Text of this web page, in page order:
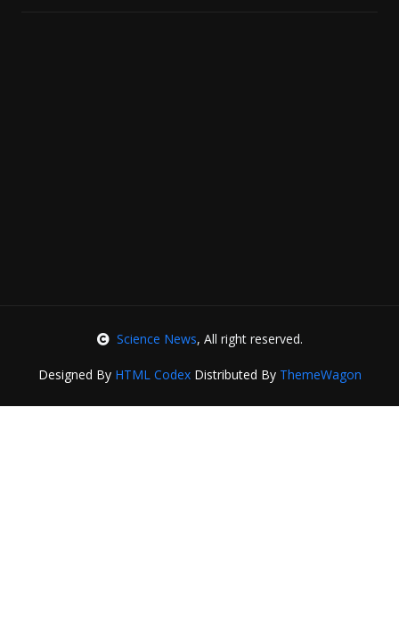
Science News, All right reserved.
Designed By HTML CodexDistributed By ThemeWagon